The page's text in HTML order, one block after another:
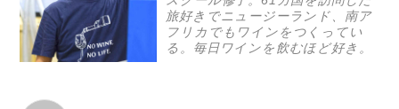
旅好きでニュージーランド、南ア
フリカでもワインをつくってい
る。毎日ワインを飲むほど好き。